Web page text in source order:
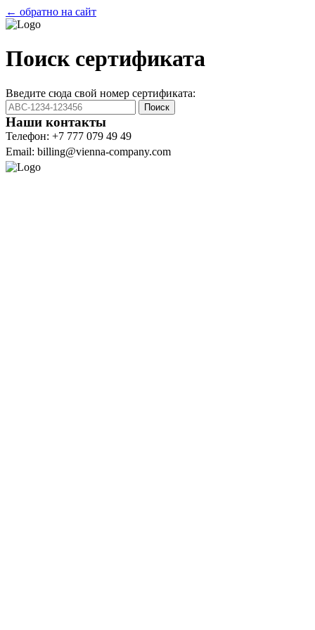
← обратно на сайт
Поиск сертификата
Введите сюда свой номер сертификата:
Поиск
Наши контакты
Телефон: +7 777 079 49 49
Email: billing@vienna-company.com